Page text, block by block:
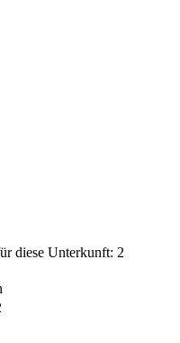
diese Unterkunft: 2